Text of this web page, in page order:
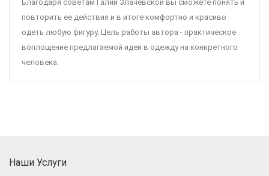
Благодаря советам Галии Злачевской вы сможете понять и
повторить ее действия и в итоге комфортно и красиво
одеть любую фигуру. Цель работы автора - практическое
воплощение предлагаемой идеи в одежду на конкретного
человека.
Наши Услуги